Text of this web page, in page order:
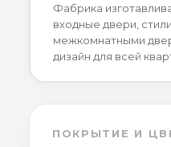
Фабрика
входные двери,
межкомнатными
дизайн для всей
ПОКРЫТИЕ И